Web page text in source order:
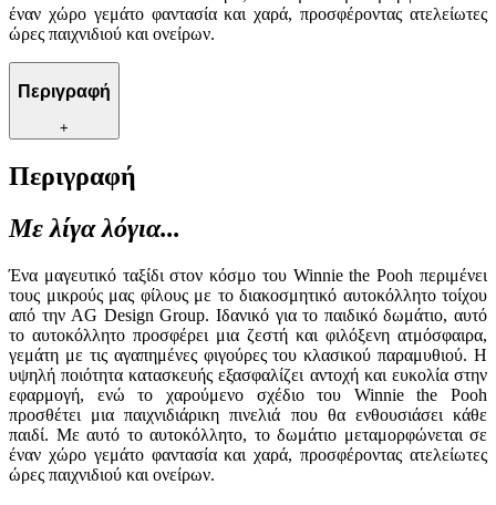
έναν χώρο γεμάτο φαντασία και χαρά, προσφέροντας ατελείωτες
ώρες παιχνιδιού και ονείρων.
Περιγραφή
+
Περιγραφή
Με λίγα λόγια...
Ένα μαγευτικό ταξίδι στον κόσμο του Winnie the Pooh περιμένει
τους μικρούς μας φίλους με το διακοσμητικό αυτοκόλλητο τοίχου
από την AG Design Group. Ιδανικό για το παιδικό δωμάτιο, αυτό
το αυτοκόλλητο προσφέρει μια ζεστή και φιλόξενη ατμόσφαιρα,
γεμάτη με τις αγαπημένες φιγούρες του κλασικού παραμυθιού. Η
υψηλή ποιότητα κατασκευής εξασφαλίζει αντοχή και ευκολία στην
εφαρμογή, ενώ το χαρούμενο σχέδιο του Winnie the Pooh
προσθέτει μια παιχνιδιάρικη πινελιά που θα ενθουσιάσει κάθε
παιδί. Με αυτό το αυτοκόλλητο, το δωμάτιο μεταμορφώνεται σε
έναν χώρο γεμάτο φαντασία και χαρά, προσφέροντας ατελείωτες
ώρες παιχνιδιού και ονείρων.